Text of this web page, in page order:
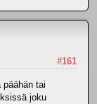
#161
tai
joku